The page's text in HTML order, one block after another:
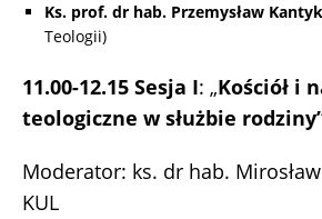
Ks. prof. dr hab. Przemysław
Teologii)
11.00-12.15 Sesja I: „Kościół i
teologiczne w służbie
Moderator: ks. dr hab.
KUL